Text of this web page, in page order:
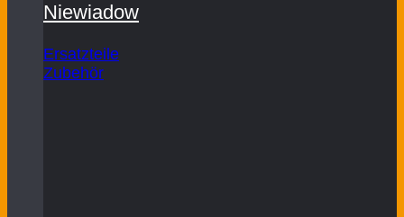
Niewiadow
Ersatzteile
Zubehör